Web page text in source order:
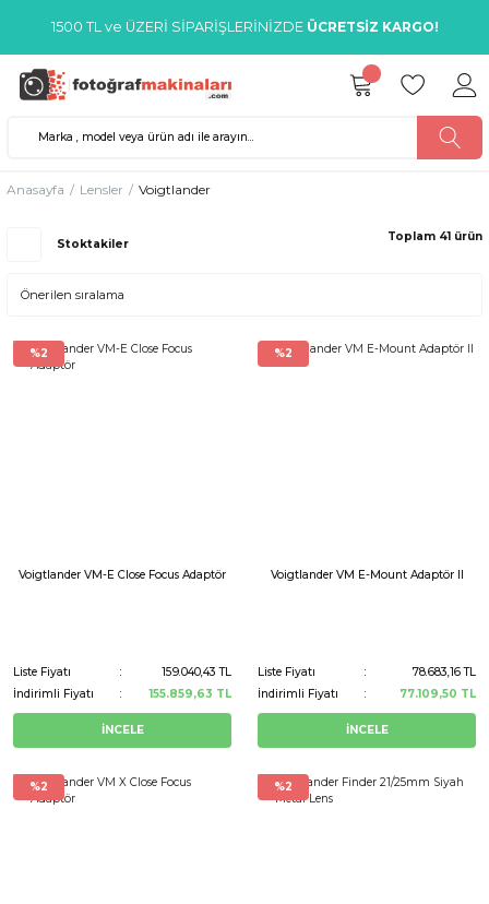
1500 TL ve ÜZERİ SİPARİŞLERİNİZDE ÜCRETSİZ KARGO!
Anasayfa Lensler Voigtlander
Stoktakiler
Toplam 41 ürün
%2
Voigtlander VM-E Close Focus Adaptör
Liste Fiyatı
159.040,43 TL
İndirimli Fiyatı
155.859,63 TL
İNCELE
%2
Voigtlander VM E-Mount Adaptör II
Liste Fiyatı
78.683,16 TL
İndirimli Fiyatı
77.109,50 TL
İNCELE
%2 %2